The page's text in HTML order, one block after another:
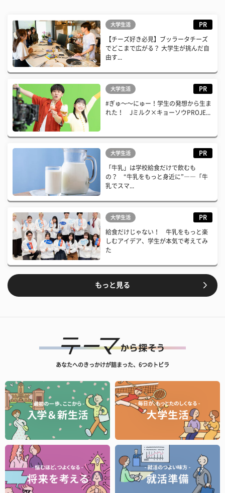
大学生活 PR
【チーズ好き必見】ブッラータチーズ
でどこまで広がる？ 大学生が挑んだ自
由す...
大学生活 PR
#ぎゅ〜〜にゅー！学生の発想から生ま
れた！ Jミルク×キョーソウPROJE...
大学生活 PR
「牛乳」は学校給食だけで飲むも
の？ “牛乳をもっと身近に”――「牛
乳でスマ...
大学生活 PR
給食だけじゃない！ 牛乳をもっと楽
しむアイデア、学生が本気で考えてみ
た
もっと見る
あなたへのきっかけが詰まった、6つのトビラ